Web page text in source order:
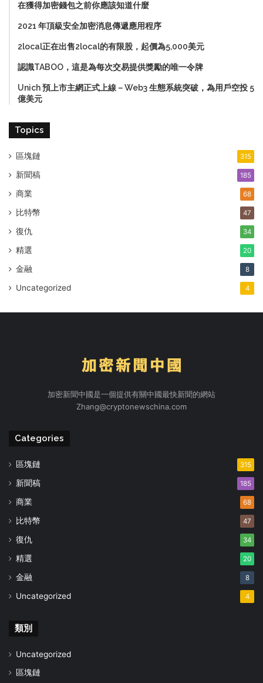
在獲得加密錢包之前你應該知道什麼
2021 年頂級安全加密消息傳遞應用程序
2local正在出售2local的有限股，起價為5,000美元
認識TABOO，這是為每次交易提供獎勵的唯一令牌
Unich 預上市主網正式上線－Web3 生態系統突破，為用戶空投 5
億美元
Topics
區塊鏈 315
新聞稿 185
商業 68
比特幣 47
復仇 34
精選 20
金融 8
Uncategorized 4
加密新聞中國是一個提供有關中國最快新聞的網站
Zhang@cryptonewschina.com
Categories
區塊鏈 315
新聞稿 185
商業 68
比特幣 47
復仇 34
精選 20
金融 8
Uncategorized 4
類別
Uncategorized
區塊鏈